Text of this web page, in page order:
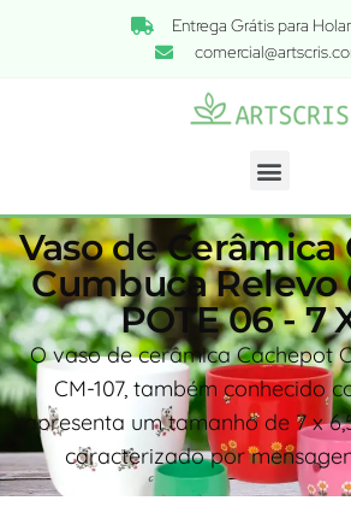
Entrega Grátis para
Vaso de
Cumbuca Relevo
POTE 06 - 7
O vaso de cerâmica Cachepot
CM-107, também conhecido
apresenta um tamanho de 7 x
caracterizado por